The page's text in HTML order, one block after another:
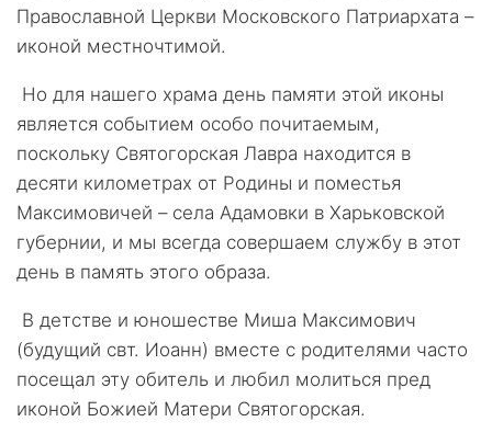
Православной Церкви Московского Патриархата –
иконой местночтимой.
Но для нашего храма день памяти этой иконы
является событием особо почитаемым,
поскольку Святогорская Лавра находится в
десяти километрах от Родины и поместья
Максимовичей – села Адамовки в Харьковской
губернии, и мы всегда совершаем службу в этот
день в память этого образа.
В детстве и юношестве Миша Максимович
(будущий свт. Иоанн) вместе с родителями часто
посещал эту обитель и любил молиться пред
иконой Божией Матери Святогорская.